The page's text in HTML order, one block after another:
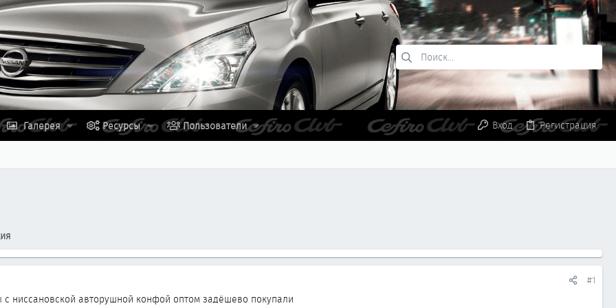
Галерея Ресурсы Пользователи Вход Регистрация
#1
ниссановской авторушной конфой оптом задёшево покупали